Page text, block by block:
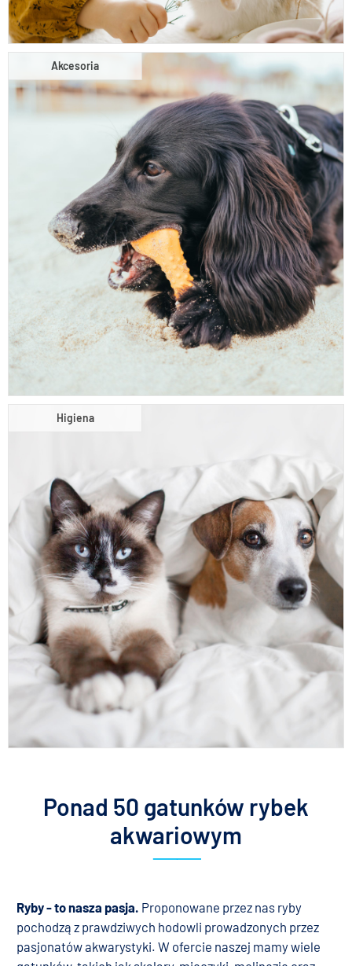
Akcesoria
Higiena
Ponad 50 gatunków rybek
akwariowym
Ryby - to nasza pasja. Proponowane przez nas ryby
pochodzą z prawdziwych hodowli prowadzonych przez
pasjonatów akwarystyki. W ofercie naszej mamy wiele